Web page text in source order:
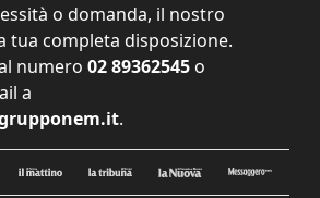
o domanda, il nostro
tua completa disposizione.
numero 02 89362545 o
a
.